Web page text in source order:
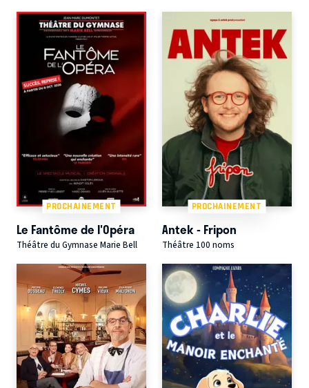
PROCHAINEMENT
Le Fantôme de l'Opéra
Théâtre du Gymnase Marie Bell
PROCHAINEMENT
Antek - Fripon
Théâtre 100 noms